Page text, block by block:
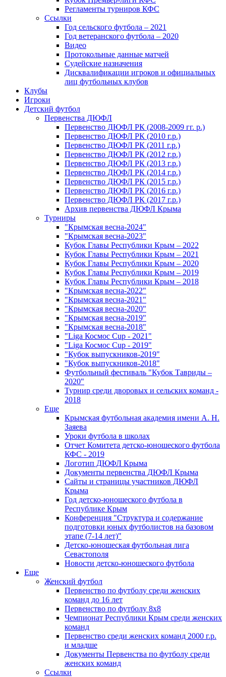
Регламенты турниров КФС
Ссылки
Год сельского футбола – 2021
Год ветеранского футбола – 2020
Видео
Протокольные данные матчей
Судейские назначения
Дисквалификации игроков и официальных
лиц футбольных клубов
Клубы
Игроки
Детский футбол
Первенства ДЮФЛ
Первенство ДЮФЛ РК (2008-2009 гг. р.)
Первенство ДЮФЛ РК (2010 г.р.)
Первенство ДЮФЛ РК (2011 г.р.)
Первенство ДЮФЛ РК (2012 г.р.)
Первенство ДЮФЛ РК (2013 г.р.)
Первенство ДЮФЛ РК (2014 г.р.)
Первенство ДЮФЛ РК (2015 г.р.)
Первенство ДЮФЛ РК (2016 г.р.)
Первенство ДЮФЛ РК (2017 г.р.)
Архив первенства ДЮФЛ Крыма
Турниры
"Крымская весна-2024"
"Крымская весна-2023"
Кубок Главы Республики Крым – 2022
Кубок Главы Республики Крым – 2021
Кубок Главы Республики Крым – 2020
Кубок Главы Республики Крым – 2019
Кубок Главы Республики Крым – 2018
"Крымская весна-2022"
"Крымская весна-2021"
"Крымская весна-2020"
"Крымская весна-2019"
"Крымская весна-2018"
"Liga Космос Cup - 2021"
"Liga Космос Cup - 2019"
"Кубок выпускников-2019"
"Кубок выпускников-2018"
Футбольный фестиваль "Кубок Тавриды –
2020"
Турнир среди дворовых и сельских команд -
2018
Еще
Крымская футбольная академия имени А. Н.
Заяева
Уроки футбола в школах
Отчет Комитета детско-юношеского футбола
КФС - 2019
Логотип ДЮФЛ Крыма
Документы первенства ДЮФЛ Крыма
Сайты и страницы участников ДЮФЛ
Крыма
Год детско-юношеского футбола в
Республике Крым
Конференция "Структура и содержание
подготовки юных футболистов на базовом
этапе (7-14 лет)"
Детско-юношеская футбольная лига
Севастополя
Новости детско-юношеского футбола
Еще
Женский футбол
Первенство по футболу среди женских
команд до 16 лет
Первенство по футболу 8х8
Чемпионат Республики Крым среди женских
команд
Первенство среди женских команд 2000 г.р.
и младше
Документы Первенства по футболу среди
женских команд
Ссылки